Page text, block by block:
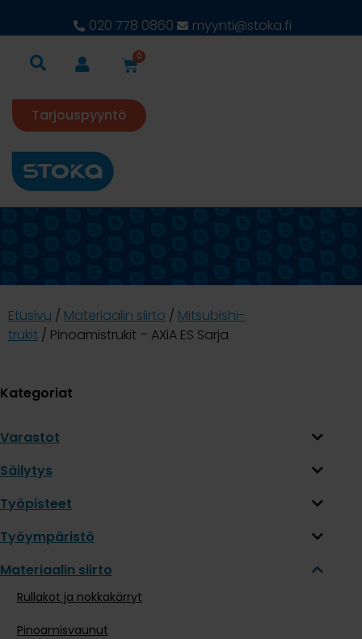
020 778 0860 myynti@stoka.fi
0
Tarjouspyyntö
Etusivu / Materiaalin siirto / Mitsubishi-
trukit / Pinoamistrukit – AXiA ES Sarja
Kategoriat
Varastot
Säilytys
Työpisteet
Työympäristö
Materiaalin siirto
Rullakot ja nokkakärryt
Pinoamisvaunut